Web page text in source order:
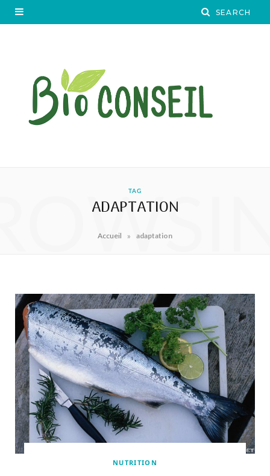
TAG
ADAPTATION
Accueil » adaptation
NUTRITION